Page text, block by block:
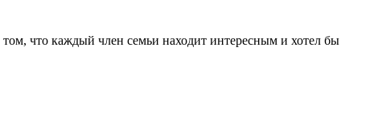
что каждый член семьи находит интересным и хотел бы